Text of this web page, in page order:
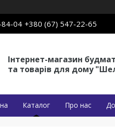
04 +380 (67) 547-22-65
Інтернет-магазин
та товарів для дому
Каталог Про нас